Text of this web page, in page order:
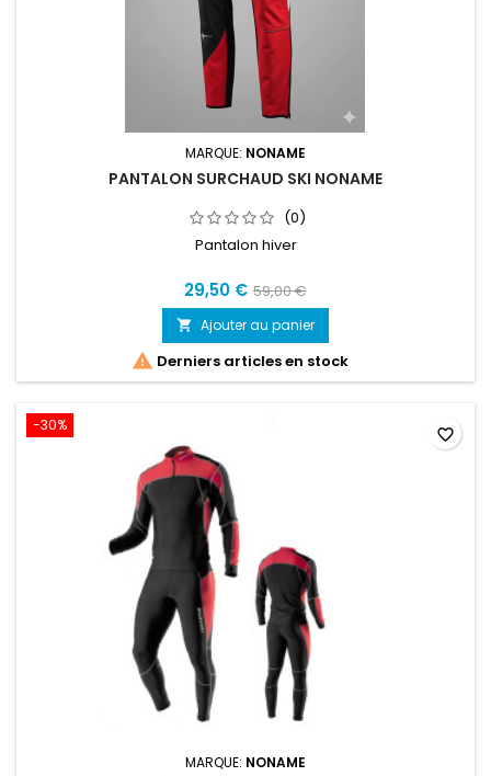
MARQUE: NONAME
PANTALON SURCHAUD SKI NONAME
(0)
Pantalon hiver
29,50 € 59,00 €
 Ajouter au panier
 Derniers articles en stock
-30%
MARQUE: NONAME
favorite_border